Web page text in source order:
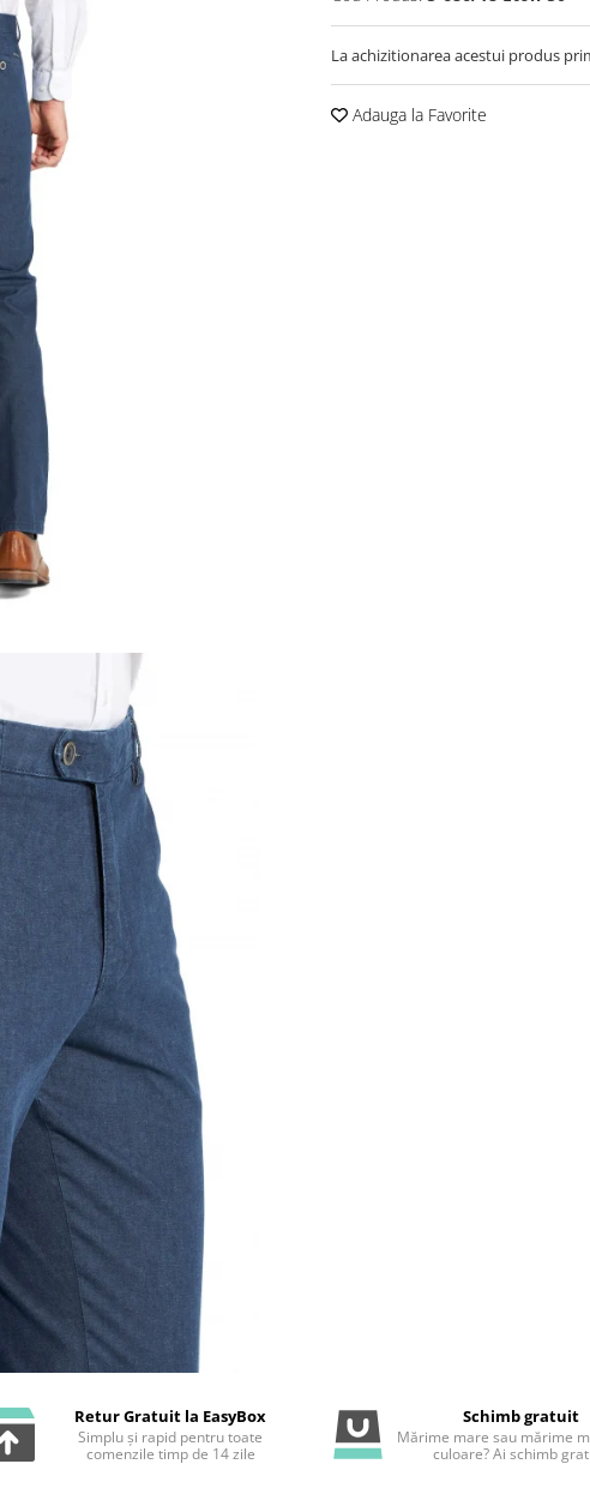
La achizitionarea acestui produs
Adauga la Favorite
Retur Gratuit la EasyBox
Simplu și rapid pentru toate
comenzile timp de 14 zile
Schimb gratuit
Mărime mare sau mărime
culoare? Ai schimb